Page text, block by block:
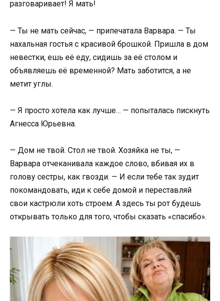
разговаривает! Я мать!
— Ты не мать сейчас, — припечатала Варвара. — Ты
нахальная гостья с красивой брошкой. Пришла в дом
невестки, ешь её еду, сидишь за её столом и
объявляешь её временной? Мать заботится, а не
метит углы.
— Я просто хотела как лучше… — попыталась пискнуть
Агнесса Юрьевна.
— Дом не твой. Стол не твой. Хозяйка не ты, —
Варвара отчеканивала каждое слово, вбивая их в
голову сестры, как гвозди. — И если тебе так зудит
покомандовать, иди к себе домой и переставляй
свои кастрюли хоть строем. А здесь ты рот будешь
открывать только для того, чтобы сказать «спасибо».